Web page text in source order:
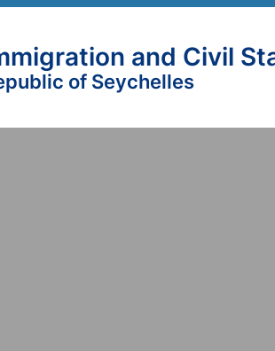
and Civil
of Seychelles